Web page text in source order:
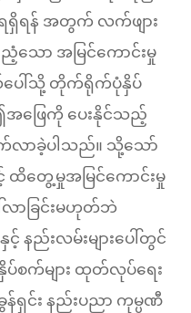
ရှိရန် အတွက် လက်ဖျား
သော အမြင်ကောင်းမှု
ပေါ်သို့ တိုက်ရိုက်ပုံနှိပ်
အဖြေကို ပေးနိုင်သည့်
လာခဲ့ပါသည်။ သို့သော်
င့် ထိတွေ့မှုအမြင်ကောင်းမှု
ာခြင်းမဟုတ်ဘဲ
င့် နည်းလမ်းများပေါ်တွင်
ပ်စက်များ ထုတ်လုပ်ရေး
ရှင်း နည်းပညာ ကုမ္ပဏီ